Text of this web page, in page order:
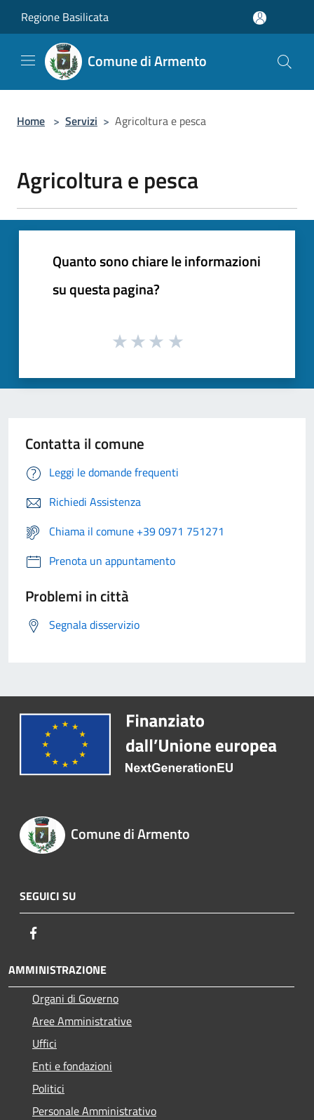
Regione Basilicata
Comune di Armento
Home > Servizi > Agricoltura e pesca
Agricoltura e pesca
Quanto sono chiare le informazioni
su questa pagina?
Contatta il comune
Leggi le domande frequenti
Richiedi Assistenza
Chiama il comune +39 0971 751271
Prenota un appuntamento
Problemi in città
Segnala disservizio
Comune di Armento
SEGUICI SU
AMMINISTRAZIONE
Organi di Governo
Aree Amministrative
Uffici
Enti e fondazioni
Politici
Personale Amministrativo